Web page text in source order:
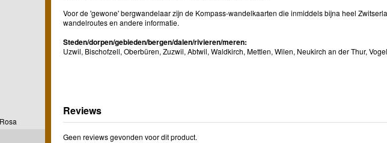
Voor de 'gewone' bergwandelaar zijn de Kompass-wandelkaarten die inmiddels bijna heel
wandelroutes en andere informatie.
Steden/dorpen/gebieden/bergen/dalen/rivieren/meren:
Uzwil, Bischofzell, Oberbüren, Zuzwil, Abtwil, Waldkirch, Mettlen, Wilen, Neukirch an der Thur,
Reviews
Geen reviews gevonden voor dit product.